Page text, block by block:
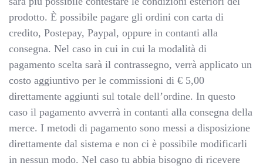
prodotto. È possibile pagare gli ordini con carta di
credito, Postepay, Paypal, oppure in contanti alla
consegna. Nel caso in cui in cui la modalità di
pagamento scelta sarà il contrassegno, verrà applicato un
costo aggiuntivo per le commissioni di € 5,00
direttamente aggiunti sul totale dell’ordine. In questo
caso il pagamento avverrà in contanti alla consegna della
merce. I metodi di pagamento sono messi a disposizione
direttamente dal sistema e non ci è possibile modificarli
in nessun modo. Nel caso tu abbia bisogno di ricevere